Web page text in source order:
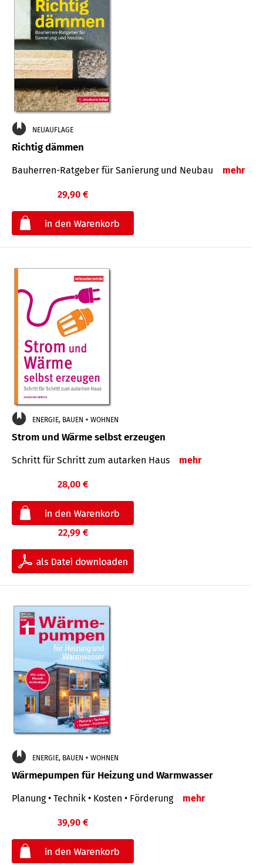
NEUAUFLAGE
Richtig dämmen
Bauherren-Ratgeber für Sanierung und Neubau mehr
29,90 €
ENERGIE, BAUEN + WOHNEN
Strom und Wärme selbst erzeugen
Schritt für Schritt zum autarken Haus mehr
28,00 €
22,99 €
ENERGIE, BAUEN + WOHNEN
Wärmepumpen für Heizung und Warmwasser
Planung • Technik • Kosten • Förderung mehr
39,90 €